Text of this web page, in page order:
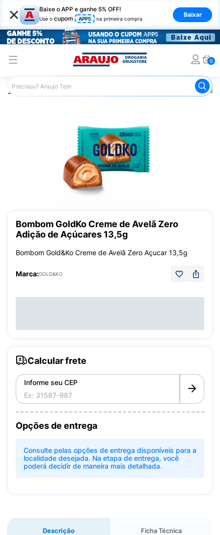
× Baixe o APP e ganhe 5% OFF!
Use o cupom APP5 na primeira compra
Baixar
0
Araujo Nutrição Saudável Chocolate
Bombom GoldKo Creme de Avelã Zero
Adição de Açúcares 13,5g
Bombom Gold&Ko Creme de Avelã Zero Açucar 13,5g
Marca:GOLD&KO
Calcular frete
Informe seu CEP
Opções de entrega
Consulte pelas opções de entrega disponíveis para a
localidade desejada. Na etapa de entrega, você
poderá decidir de maneira mais detalhada.
Descrição Ficha Técnica